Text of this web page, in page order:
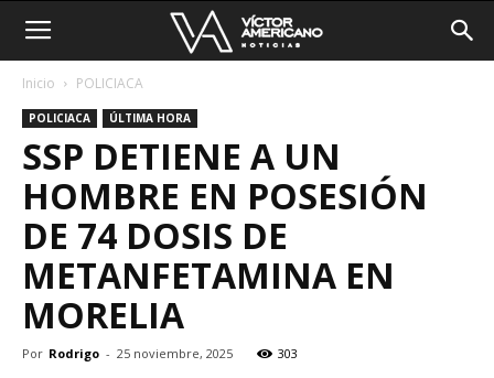
Inicio POLICIACA
POLICIACA ÚLTIMA HORA
SSP DETIENE A UN
HOMBRE EN POSESIÓN
DE 74 DOSIS DE
METANFETAMINA EN
MORELIA
Por Rodrigo - 25 noviembre, 2025 303